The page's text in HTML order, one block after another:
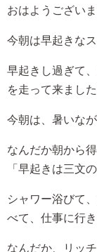
おはようござい
今朝は早起きな
早起きし過ぎて
を走って来まし
今朝は、暑いな
なんだか朝から
「早起きは三文
シャワー浴びて
べて、仕事に行
なんだか、リッ